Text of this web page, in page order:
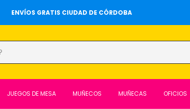
ENVÍOS GRATIS CIUDAD DE CÓRDOBA
JUEGOS DE MESA MUÑECOS MUÑECAS OFICIOS